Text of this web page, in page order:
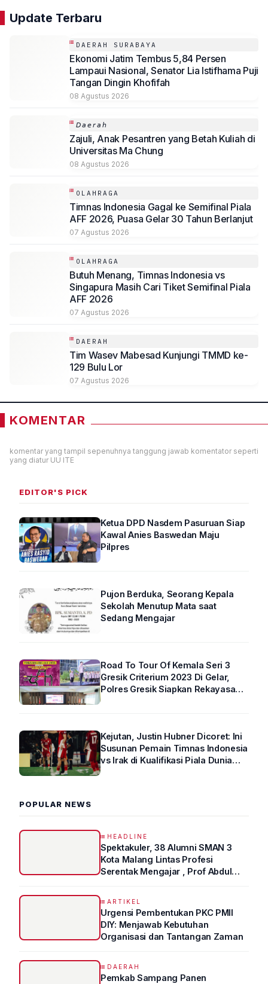
Update Terbaru
DAERAH SURABAYA
Ekonomi Jatim Tembus 5,84 Persen
Lampaui Nasional, Senator Lia Istifhama Puji
Tangan Dingin Khofifah
08 Agustus 2026
𝘋𝘢𝘦𝘳𝘢𝘩
Zajuli, Anak Pesantren yang Betah Kuliah di
Universitas Ma Chung
08 Agustus 2026
OLAHRAGA
Timnas Indonesia Gagal ke Semifinal Piala
AFF 2026, Puasa Gelar 30 Tahun Berlanjut
07 Agustus 2026
OLAHRAGA
Butuh Menang, Timnas Indonesia vs
Singapura Masih Cari Tiket Semifinal Piala
AFF 2026
07 Agustus 2026
DAERAH
Tim Wasev Mabesad Kunjungi TMMD ke-
129 Bulu Lor
07 Agustus 2026
KOMENTAR
komentar yang tampil sepenuhnya tanggung jawab komentator seperti
yang diatur UU ITE
EDITOR'S PICK
Ketua DPD Nasdem Pasuruan Siap
Kawal Anies Baswedan Maju
Pilpres
Pujon Berduka, Seorang Kepala
Sekolah Menutup Mata saat
Sedang Mengajar
Road To Tour Of Kemala Seri 3
Gresik Criterium 2023 Di Gelar,
Polres Gresik Siapkan Rekayasa
Kejutan, Justin Hubner Dicoret: Ini
Susunan Pemain Timnas Indonesia
vs Irak di Kualifikasi Piala Dunia
POPULAR NEWS
HEADLINE
Spektakuler, 38 Alumni SMAN 3
Kota Malang Lintas Profesi
Serentak Mengajar , Prof Abdul
ARTIKEL
Urgensi Pembentukan PKC PMII
DIY: Menjawab Kebutuhan
Organisasi dan Tantangan Zaman
DAERAH
Pemkab Sampang Panen